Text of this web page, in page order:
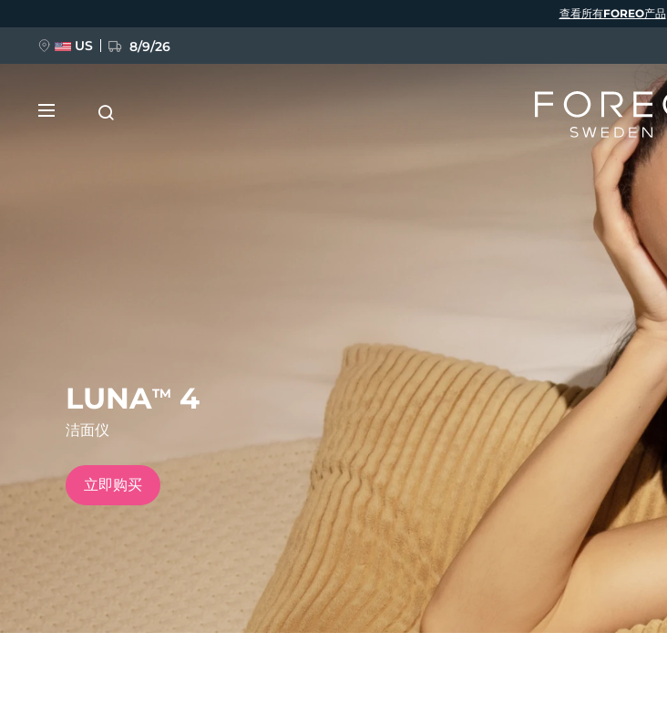
容
LUNATM 4
洁面仪
立即购买
查看所有FOREO产品
US 8/9/26
issa™ Teeth Whitening Set
FAQ™ Dual LED Panel
热门产品